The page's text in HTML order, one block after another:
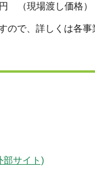
（現場渡し価格）
で、詳しくは各事
部サイト)